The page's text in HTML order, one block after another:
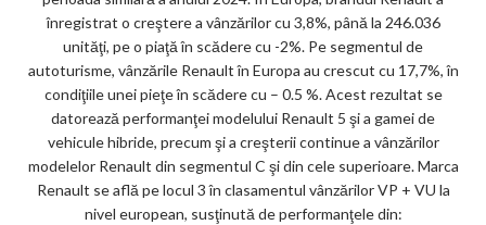
înregistrat o creştere a vânzărilor cu 3,8%, până la 246.036
unităţi, pe o piaţă în scădere cu -2%. Pe segmentul de
autoturisme, vânzările Renault în Europa au crescut cu 17,7%, în
condiţiile unei pieţe în scădere cu – 0.5 %. Acest rezultat se
datorează performanţei modelului Renault 5 şi a gamei de
vehicule hibride, precum şi a creşterii continue a vânzărilor
modelelor Renault din segmentul C şi din cele superioare. Marca
Renault se află pe locul 3 în clasamentul vânzărilor VP + VU la
nivel european, susţinută de performanţele din: